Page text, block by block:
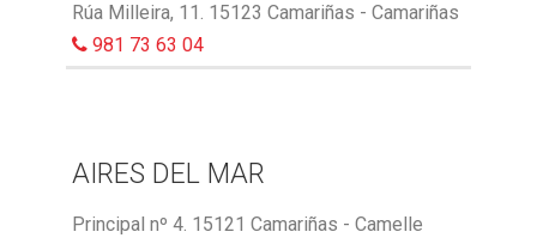
Rúa Milleira, 11. 15123 Camariñas - Camariñas
981 73 63 04
AIRES DEL MAR
Principal nº 4. 15121 Camariñas - Camelle